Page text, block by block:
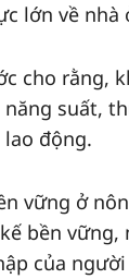
lớn về
cho rằng,
suất,
động.
vững ở
bền
của